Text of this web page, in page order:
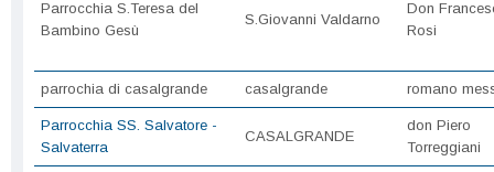
Parrocchia S.Teresa del
Bambino Gesù
S.Giovanni Valdarno
Don
Rosi
parrochia di casalgrande casalgrande romano
Parrocchia SS. Salvatore -
Salvaterra
CASALGRANDE
don Piero
Torreggiani